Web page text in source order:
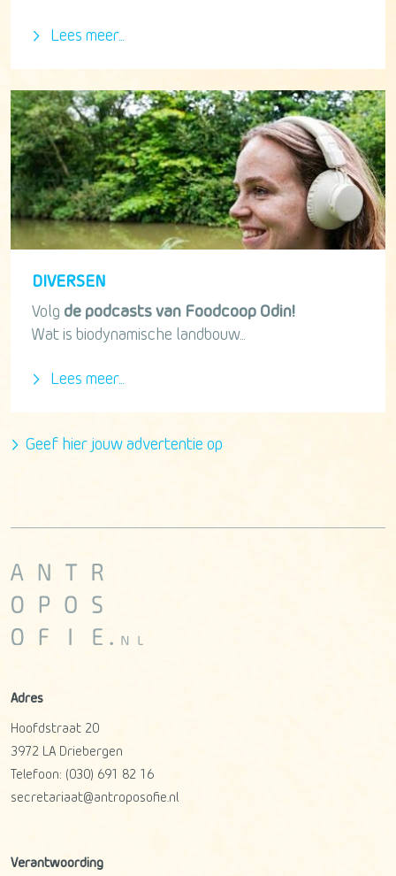
Lees meer...
DIVERSEN
Volg de podcasts van Foodcoop Odin!
Wat is biodynamische landbouw...
Lees meer...
Geef hier jouw advertentie op
Adres
Hoofdstraat 20
3972 LA
Driebergen
Telefoon: (030) 691 82 16
secretariaat@antroposofie.nl
Verantwoording